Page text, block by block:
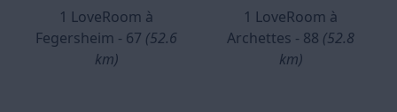
1 LoveRoom à
Fegersheim - 67 (52.6
km)
1 LoveRoom à
Archettes - 88 (52.8
km)